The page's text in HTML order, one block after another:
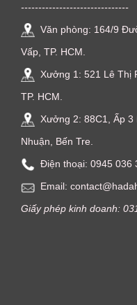
-------------------------------
Văn phòng: 164/9
Vấp, TP. HCM.
Xưởng 1: 521 Lê Thị
TP. HCM.
Xưởng 2: 88C1, Ấp
Nhuận, Bến Tre.
Điện thoại: ‭0945 036
Email:
Giấy phép kinh doanh: